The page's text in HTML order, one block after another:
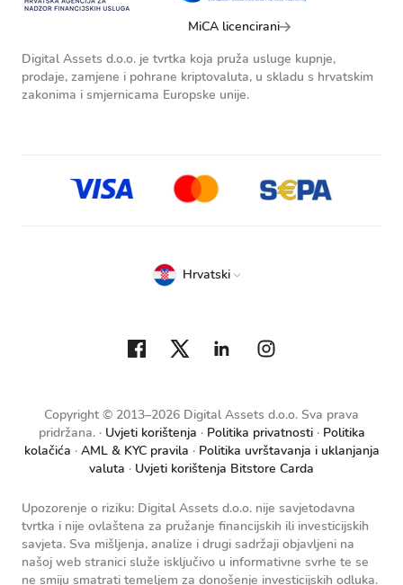
MiCA licencirani
Digital Assets d.o.o. je tvrtka koja pruža usluge kupnje,
prodaje, zamjene i pohrane kriptovaluta, u skladu s hrvatskim
zakonima i smjernicama Europske unije.
Copyright © 2013–2026 Digital Assets d.o.o. Sva prava
pridržana.
Uvjeti korištenja Politika privatnosti
Politika
kolačića
AML & KYC pravila
Politika uvrštavanja i uklanjanja
valuta
Uvjeti korištenja Bitstore Carda
Hrvatski
Upozorenje o riziku: Digital Assets d.o.o. nije savjetodavna
tvrtka i nije ovlaštena za pružanje financijskih ili investicijskih
savjeta. Sva mišljenja, analize i drugi sadržaji objavljeni na
našoj web stranici služe isključivo u informativne svrhe te se
ne smiju smatrati temeljem za donošenje investicijskih odluka.